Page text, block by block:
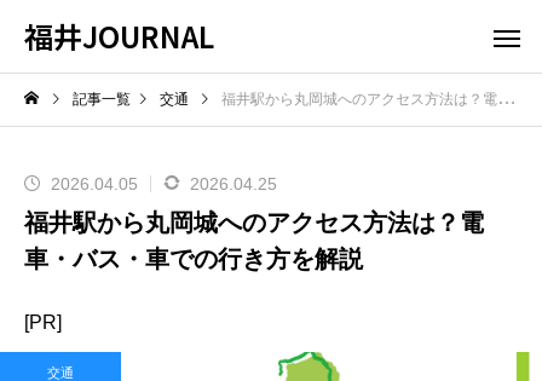
福井JOURNAL
記事一覧 交通 福井駅から丸岡城へのアクセス方法は？電車・バス・車での行き方を解説
2026.04.05 2026.04.25
福井駅から丸岡城へのアクセス方法は？電
車・バス・車での行き方を解説
[PR]
交通